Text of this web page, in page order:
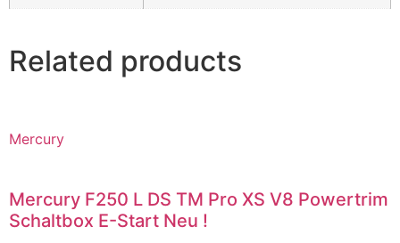
Related products
Mercury
Mercury F250 L DS TM Pro XS V8 Powertrim
Schaltbox E-Start Neu !